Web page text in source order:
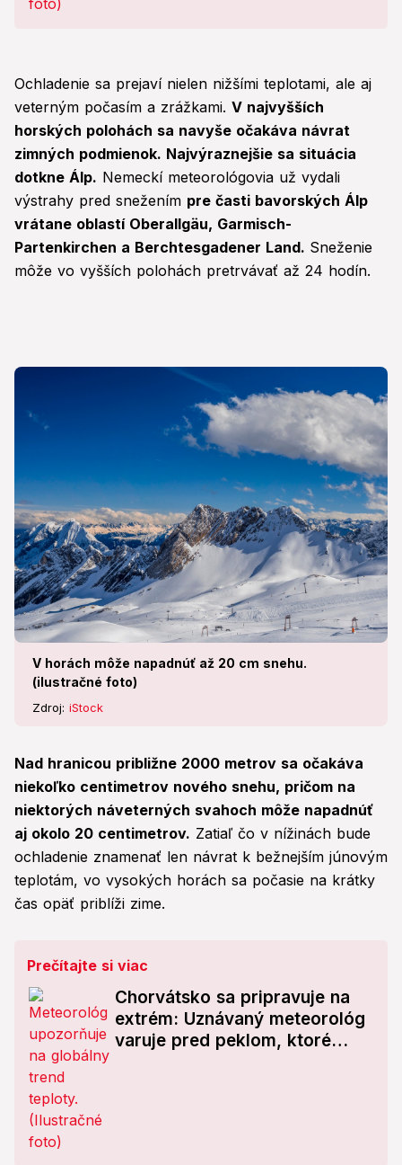
Ochladenie sa prejaví nielen nižšími teplotami, ale aj
veterným počasím a zrážkami. V najvyšších
horských polohách sa navyše očakáva návrat
zimných podmienok. Najvýraznejšie sa situácia
dotkne Álp. Nemeckí meteorológovia už vydali
výstrahy pred snežením pre časti bavorských Álp
vrátane oblastí Oberallgäu, Garmisch-
Partenkirchen a Berchtesgadener Land. Sneženie
môže vo vyšších polohách pretrvávať až 24 hodín.
V horách môže napadnúť až 20 cm snehu.
(ilustračné foto)
Zdroj: iStock
Nad hranicou približne 2000 metrov sa očakáva
niekoľko centimetrov nového snehu, pričom na
niektorých náveterných svahoch môže napadnúť
aj okolo 20 centimetrov. Zatiaľ čo v nížinách bude
ochladenie znamenať len návrat k bežnejším júnovým
teplotám, vo vysokých horách sa počasie na krátky
čas opäť priblíži zime.
Prečítajte si viac
Chorvátsko sa pripravuje na
extrém: Uznávaný meteorológ
varuje pred peklom, ktoré